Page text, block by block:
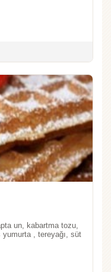
un, kabartma tozu,
yumurta , tereyağı, süt